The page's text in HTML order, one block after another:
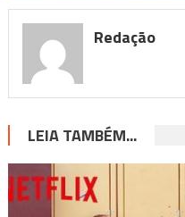
Redação
LEIA TAMBÉM...